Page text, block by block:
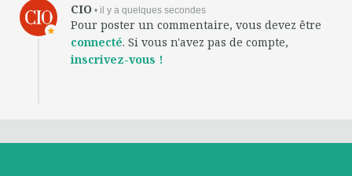
CIO • il y a quelques secondes
Pour poster un commentaire, vous devez être
connecté. Si vous n'avez pas de compte,
inscrivez-vous !